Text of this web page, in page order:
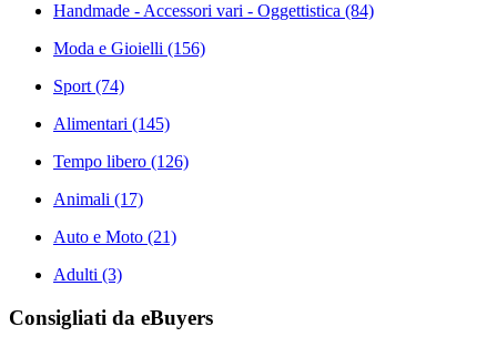
Handmade - Accessori vari - Oggettistica (84)
Moda e Gioielli (156)
Sport(74)
Alimentari (145)
Tempo libero (126)
Animali (17)
Auto e Moto (21)
Adulti (3)
Consigliati da eBuyers